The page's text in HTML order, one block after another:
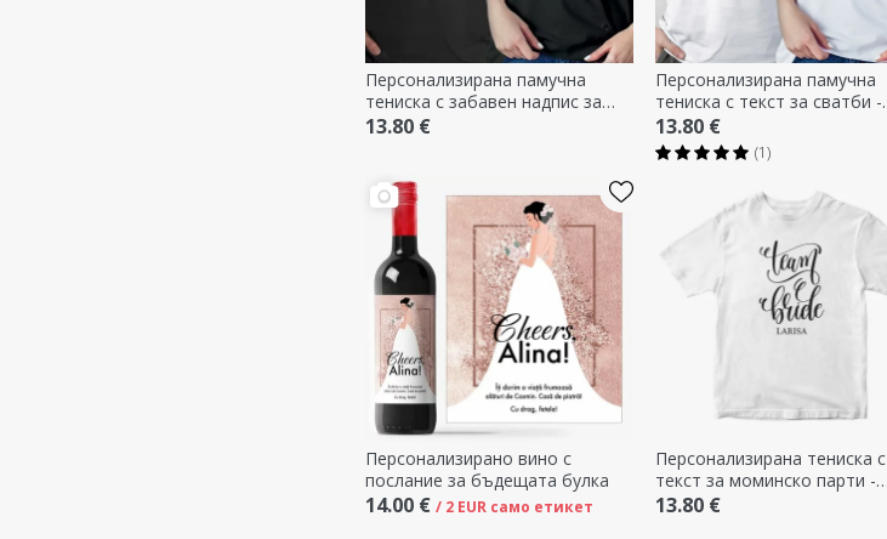
Персонализирана памучна
тениска с забавен надпис за
двойки - Безименен пръст
13.80 €
Персонализирана памучна
тениска с текст за сватби -
Vintage Love
13.80 €
(1)
Персонализирано вино с
послание за бъдещата булка
14.00 € / 2 EUR само етикет
Персонализирана тениска с
текст за моминско парти -
Team Bride
13.80 €